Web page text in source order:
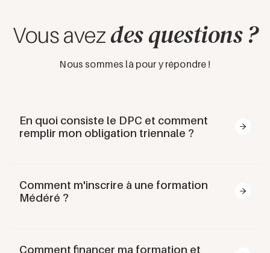
Vous avez des questions ?
Nous sommes là pour y répondre !
En quoi consiste le DPC et comment
remplir mon obligation triennale ?
professionnels de santé, en vigueur depuis janvier
2013. Il vise trois objectifs essentiels :
Actualisation des connaissances : maintenir
Comment m'inscrire à une formation
Médéré ?
Comment financer ma formation et